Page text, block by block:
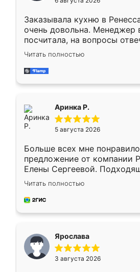
мебели буду заказывать
Заказывала кухню в
очень довольна. Менеджер
посчитала, на вопросы
Замерщик приехал в
делу со всей
за день, ребята работали
Читать полностью
Аринка Р.
5 августа 2026
Больше всех мне
предложение от компании
Елены Сергеевой.
короткие сроки
для замера сотрудник
предложил по моему
Читать полностью
Ярослава
3 августа 2026